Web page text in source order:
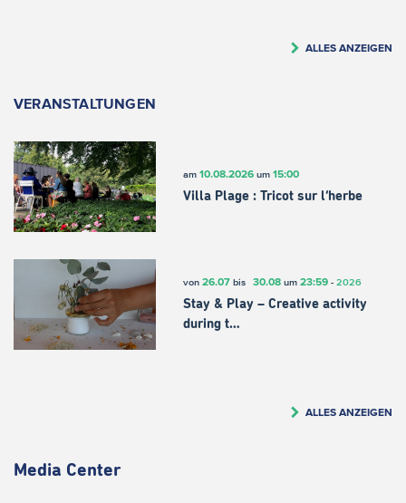
ALLES ANZEIGEN
VERANSTALTUNGEN
am 10.08.2026um 15:00
Villa Plage : Tricot sur l’herbe
von 26.07bis 30.08um 23:59- 2026
Stay & Play – Creative activity
during t…
ALLES ANZEIGEN
Media Center